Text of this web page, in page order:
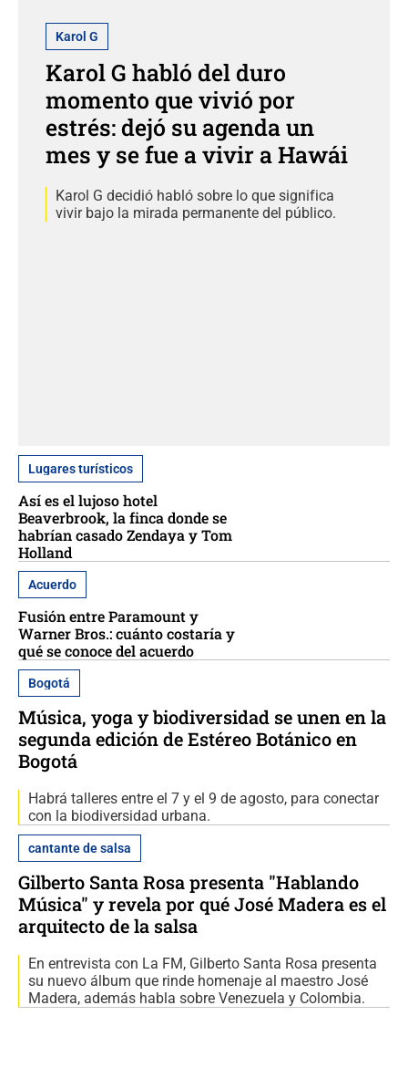
Karol G
Karol G habló del duro
momento que vivió por
estrés: dejó su agenda un
mes y se fue a vivir a Hawái
Karol G decidió habló sobre lo que significa
vivir bajo la mirada permanente del público.
Lugares turísticos
Así es el lujoso hotel
Beaverbrook, la finca donde se
habrían casado Zendaya y Tom
Holland
Acuerdo
Fusión entre Paramount y
Warner Bros.: cuánto costaría y
qué se conoce del acuerdo
Bogotá
Música, yoga y biodiversidad se unen en la
segunda edición de Estéreo Botánico en
Bogotá
Habrá talleres entre el 7 y el 9 de agosto, para conectar
con la biodiversidad urbana.
cantante de salsa
Gilberto Santa Rosa presenta "Hablando
Música" y revela por qué José Madera es el
arquitecto de la salsa
En entrevista con La FM, Gilberto Santa Rosa presenta
su nuevo álbum que rinde homenaje al maestro José
Madera, además habla sobre Venezuela y Colombia.